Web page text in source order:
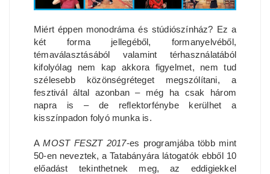
Miért éppen monodráma és stúdiószínház? Ez a
két forma jellegéből, formanyelvéből,
témaválasztásából valamint térhasználatából
kifolyólag nem kap akkora figyelmet, nem tud
szélesebb közönségréteget megszólítani, a
fesztivál által azonban – még ha csak három
napra is – de reflektorfénybe kerülhet a
kisszínpadon folyó munka is.
AMOST FESZT 2017-es programjába több mint
50-en neveztek, a Tatabányára látogatók ebből 10
előadást tekinthetnek meg, az eddigiekkel